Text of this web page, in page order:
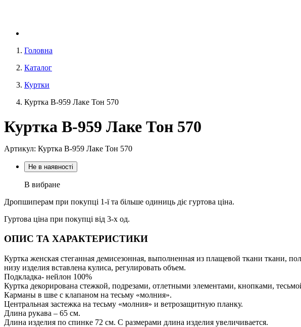
Головна
Каталог
Куртки
Куртка В-959 Лаке Тон 570
Куртка В-959 Лаке Тон 570
Артикул: Куртка В-959 Лаке Тон 570
Не в наявності
В вибране
Дропшиперам при покупці 1-ї та більше одиниць діє гуртова ціна.
Гуртова ціна при покупці від 3-х од.
ОПИС ТА ХАРАКТЕРИСТИКИ
Куртка женская стеганная демисезонная, выполненная из плащевой ткани
низу изделия вставлена кулиса, регулировать объем.
Подкладка- нейлон 100%
Куртка декорирована стежкой, подрезами, отлетными элементами, кнопками,
Карманы в шве с клапаном на тесьму «молния».
Центральная застежка на тесьму «молния» и ветрозащитную планку.
Длина рукава – 65 см.
Длина изделия по спинке 72 см. С размерами длина изделия увеличивается.